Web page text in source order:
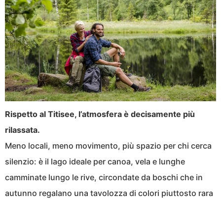
Rispetto al Titisee, l’atmosfera è decisamente più
rilassata.
Meno locali, meno movimento, più spazio per chi cerca
silenzio: è il lago ideale per canoa, vela e lunghe
camminate lungo le rive, circondate da boschi che in
autunno regalano una tavolozza di colori piuttosto rara